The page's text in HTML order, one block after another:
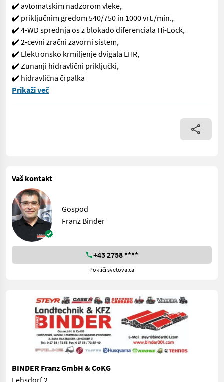
✔️ avtomatskim nadzorom vleke,
✔️ priključnim gredom 540/750 in 1000 vrt./min.,
✔️ 4-WD sprednja os z blokado diferenciala Hi-Lock,
✔️ 2-cevni zračni zavorni sistem,
✔️ Elektronsko krmiljenje dvigala EHR,
✔️ Zunanji hidravlični priključki,
✔️ hidravlična črpalka
✨ Traktor VALTRA – AKCIJA ✔️ Model: A 115 H4 ✔️ v
Prikaži več
Vaš kontakt
Gospod
Franz Binder
+43 2758 ****
Pokliči svetovalca
BINDER Franz GmbH & CoKG